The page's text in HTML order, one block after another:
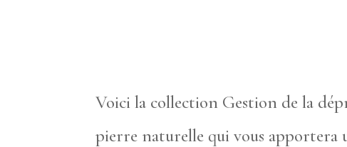
Voici la collection Gestion de la
pierre naturelle qui vous apportera